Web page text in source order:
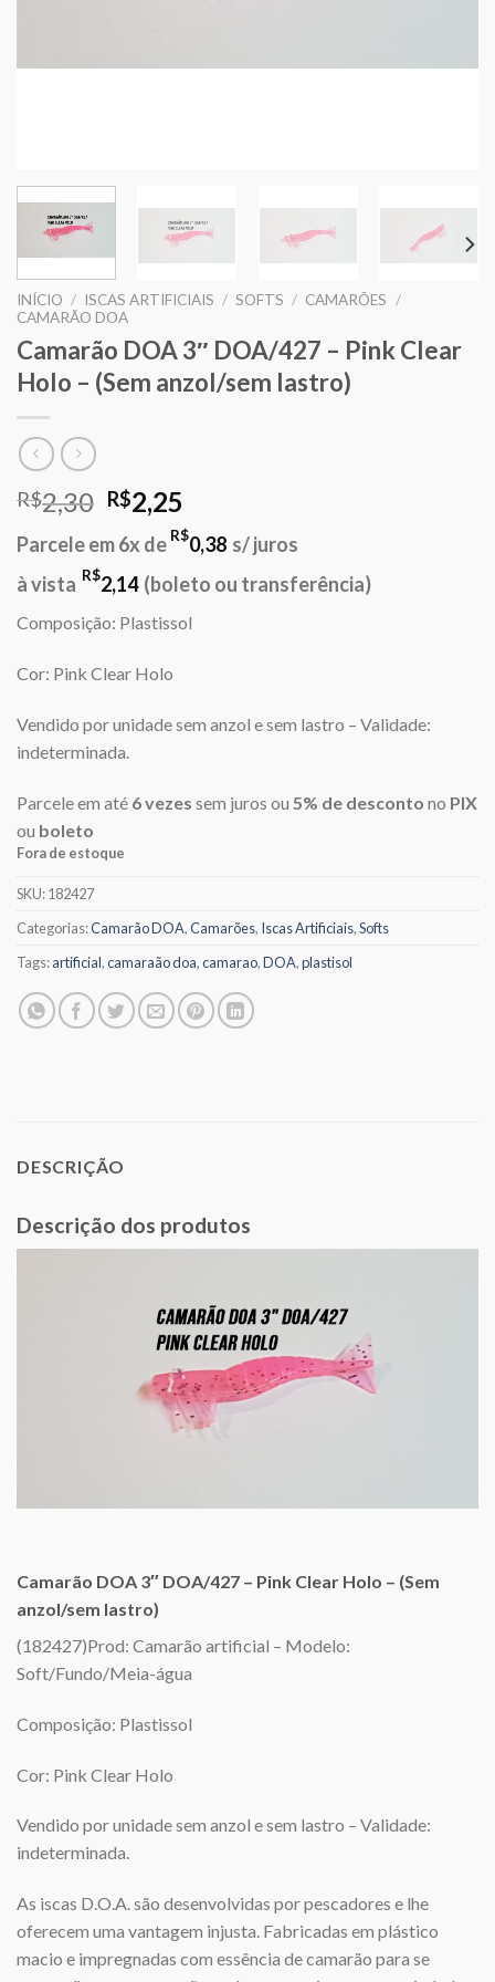
INÍCIO / ISCAS ARTIFICIAIS / SOFTS / CAMARÕES
/
CAMARÃO DOA
Camarão DOA 3″ DOA/427 – Pink Clear
Holo – (Sem anzol/sem lastro)
R$2,30 O
preço
original
era:
R$2,25
preço
atual
é:
Parcele em 6x de R$0,38 s/ juros
à vista R$2,14 (boleto ou transferência)
Composição: Plastissol
Cor: Pink Clear Holo
Vendido por unidade sem anzol e sem lastro – Validade:
indeterminada.
Parcele em até 6 vezes sem juros ou 5% de desconto no PIX
ou boleto
Fora de estoque
SKU:182427
Categorias:Camarão DOA,Camarões, Iscas Artificiais,Softs
Tags:artificial,camaraão doa,camarao,DOA,plastisol
DESCRIÇÃO
Descrição dos produtos
Camarão DOA 3″ DOA/427 – Pink Clear Holo – (Sem
anzol/sem lastro)
(182427)Prod: Camarão artificial – Modelo:
Soft/Fundo/Meia-água
Composição: Plastissol
Cor: Pink Clear Holo
Vendido por unidade sem anzol e sem lastro – Validade:
indeterminada.
As iscas D.O.A. são desenvolvidas por pescadores e lhe
oferecem uma vantagem injusta. Fabricadas em plástico
macio e impregnadas com essência de camarão para se